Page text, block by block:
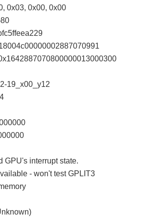
0x03, 0x00, 0x00
: 0x1b80
19_x00_y12
: GP104
: a1
16
GPU's interrupt state.
- won't test GPLIT3